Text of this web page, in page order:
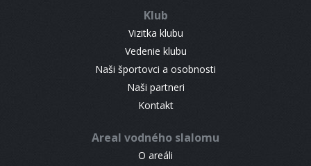
Klub
Vizitka klubu
Vedenie klubu
Naši športovci a osobnosti
Naši partneri
Kontakt
Areal vodného slalomu
O areáli
CONTACT